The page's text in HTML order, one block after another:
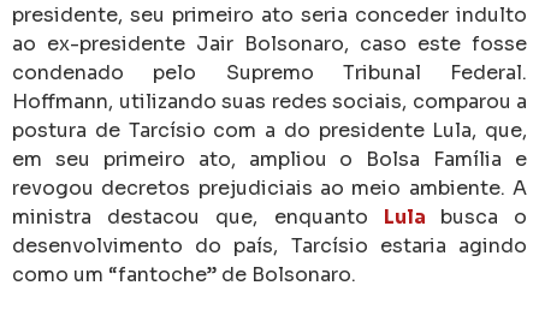
presidente, seu primeiro ato seria conceder indulto
ao ex-presidente Jair Bolsonaro, caso este fosse
condenado pelo Supremo Tribunal Federal.
Hoffmann, utilizando suas redes sociais, comparou a
postura de Tarcísio com a do presidente Lula, que,
em seu primeiro ato, ampliou o Bolsa Família e
revogou decretos prejudiciais ao meio ambiente. A
ministra destacou que, enquanto Lula
busca o
desenvolvimento do país, Tarcísio estaria agindo
como um “fantoche” de Bolsonaro.